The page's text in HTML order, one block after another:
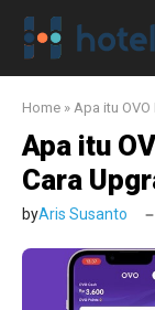
Langsung
Home » Apa itu OVO
Apa itu
Cara
byAris Susanto